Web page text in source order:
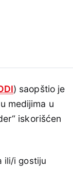
) saopštio je
medijima u
iskorišćen
ili/i gostiju